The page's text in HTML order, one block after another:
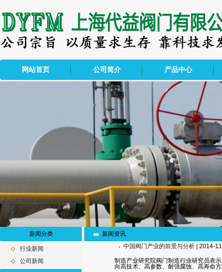
网站首页 公司简介 产品中心
新闻分类
行业新闻
公司新闻
新闻资讯
中国阀门产业的前景与分析 | 2014-
制造产业研究院阀门制造行业研究员表
向高技术、高参数、耐强腐蚀、高寿命